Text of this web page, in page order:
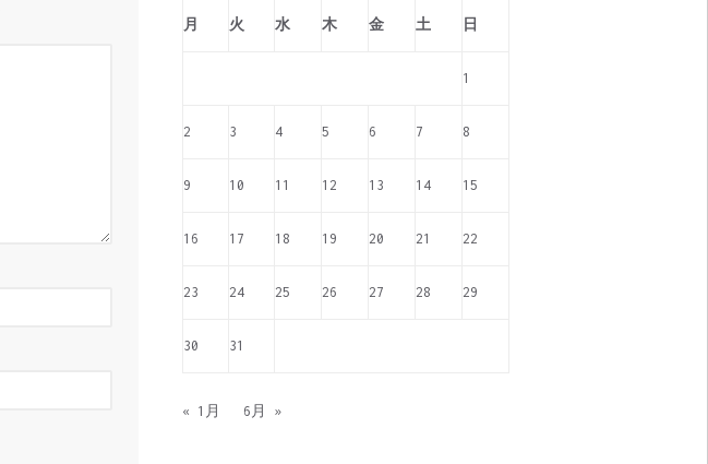
月 火 水 木 金 土 日
1
2 3 4 5 6 7 8
9 10 11 12 13 14 15
16 17 18 19 20 21 22
23 24 25 26 27 28 29
30 31
« 1月 6月 »